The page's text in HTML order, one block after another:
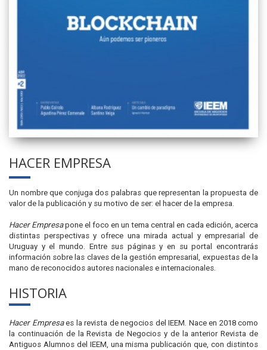
HACER EMPRESA
Un nombre que conjuga dos palabras que representan la propuesta de
valor de la publicación y su motivo de ser: el hacer de la empresa.
Hacer Empresapone el foco en un tema central en cada edición, acerca
distintas perspectivas y ofrece una mirada actual y empresarial de
Uruguay y el mundo. Entre sus páginas y en su portal encontrarás
información sobre las claves de la gestión empresarial, expuestas de la
mano de reconocidos autores nacionales e internacionales.
HISTORIA
Hacer Empresaes la revista de negocios del IEEM. Nace en 2018 como
la continuación de la Revista de Negocios y de la anterior Revista de
Antiguos Alumnos del IEEM, una misma publicación que, con distintos